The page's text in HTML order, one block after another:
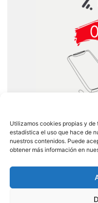
Utilizamos cookies propias y
estadística el uso que hace de
nuestros contenidos. Puede
obtener más información en
Copyright © 2026